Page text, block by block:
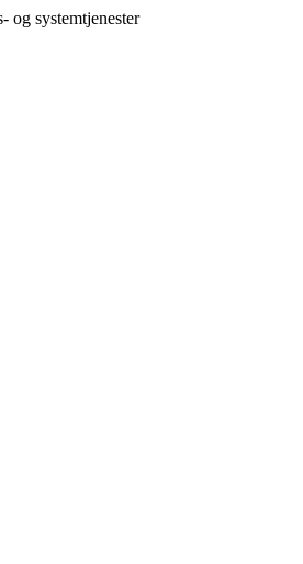
og systemtjenester